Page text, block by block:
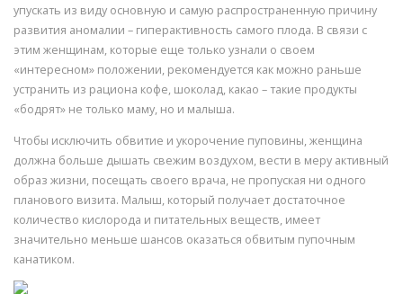
упускать из виду основную и самую распространенную причину
развития аномалии – гиперактивность самого плода. В связи с
этим женщинам, которые еще только узнали о своем
«интересном» положении, рекомендуется как можно раньше
устранить из рациона кофе, шоколад, какао – такие продукты
«бодрят» не только маму, но и малыша.
Чтобы исключить обвитие и укорочение пуповины, женщина
должна больше дышать свежим воздухом, вести в меру активный
образ жизни, посещать своего врача, не пропуская ни одного
планового визита. Малыш, который получает достаточное
количество кислорода и питательных веществ, имеет
значительно меньше шансов оказаться обвитым пупочным
канатиком.